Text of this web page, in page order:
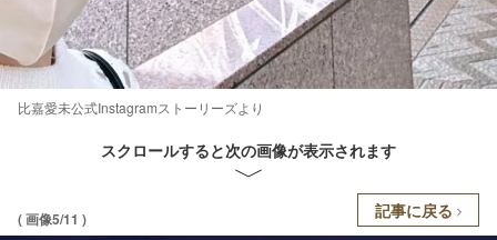
比嘉愛未公式Instagramストーリーズより
スクロールすると次の画像が表示されます
( 画像5/11 ) 記事に戻る